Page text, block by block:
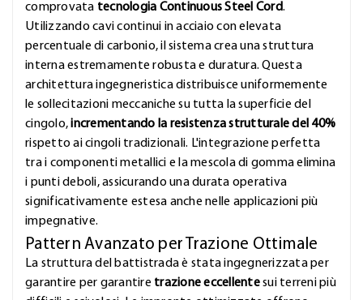
comprovata tecnologia Continuous Steel Cord.
Utilizzando cavi continui in acciaio con elevata
percentuale di carbonio, il sistema crea una struttura
interna estremamente robusta e duratura. Questa
architettura ingegneristica distribuisce uniformemente
le sollecitazioni meccaniche su tutta la superficie del
cingolo,incrementando la resistenza strutturale del 40%
rispetto ai cingoli tradizionali. L'integrazione perfetta
tra i componenti metallici e la mescola di gomma elimina
i punti deboli, assicurando una durata operativa
significativamente estesa anche nelle applicazioni più
impegnative.
Pattern Avanzato per Trazione Ottimale
La struttura del battistrada è stata ingegnerizzata per
garantire per garantire trazione eccellentesui terreni più